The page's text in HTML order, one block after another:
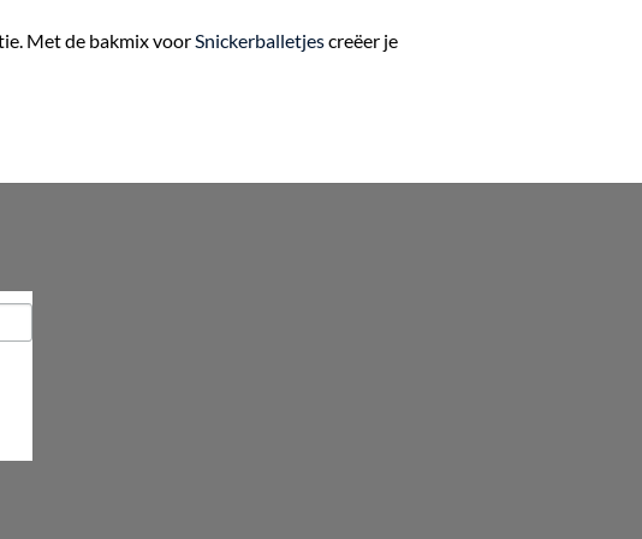
Met de bakmix voorSnickerballetjescreëer je